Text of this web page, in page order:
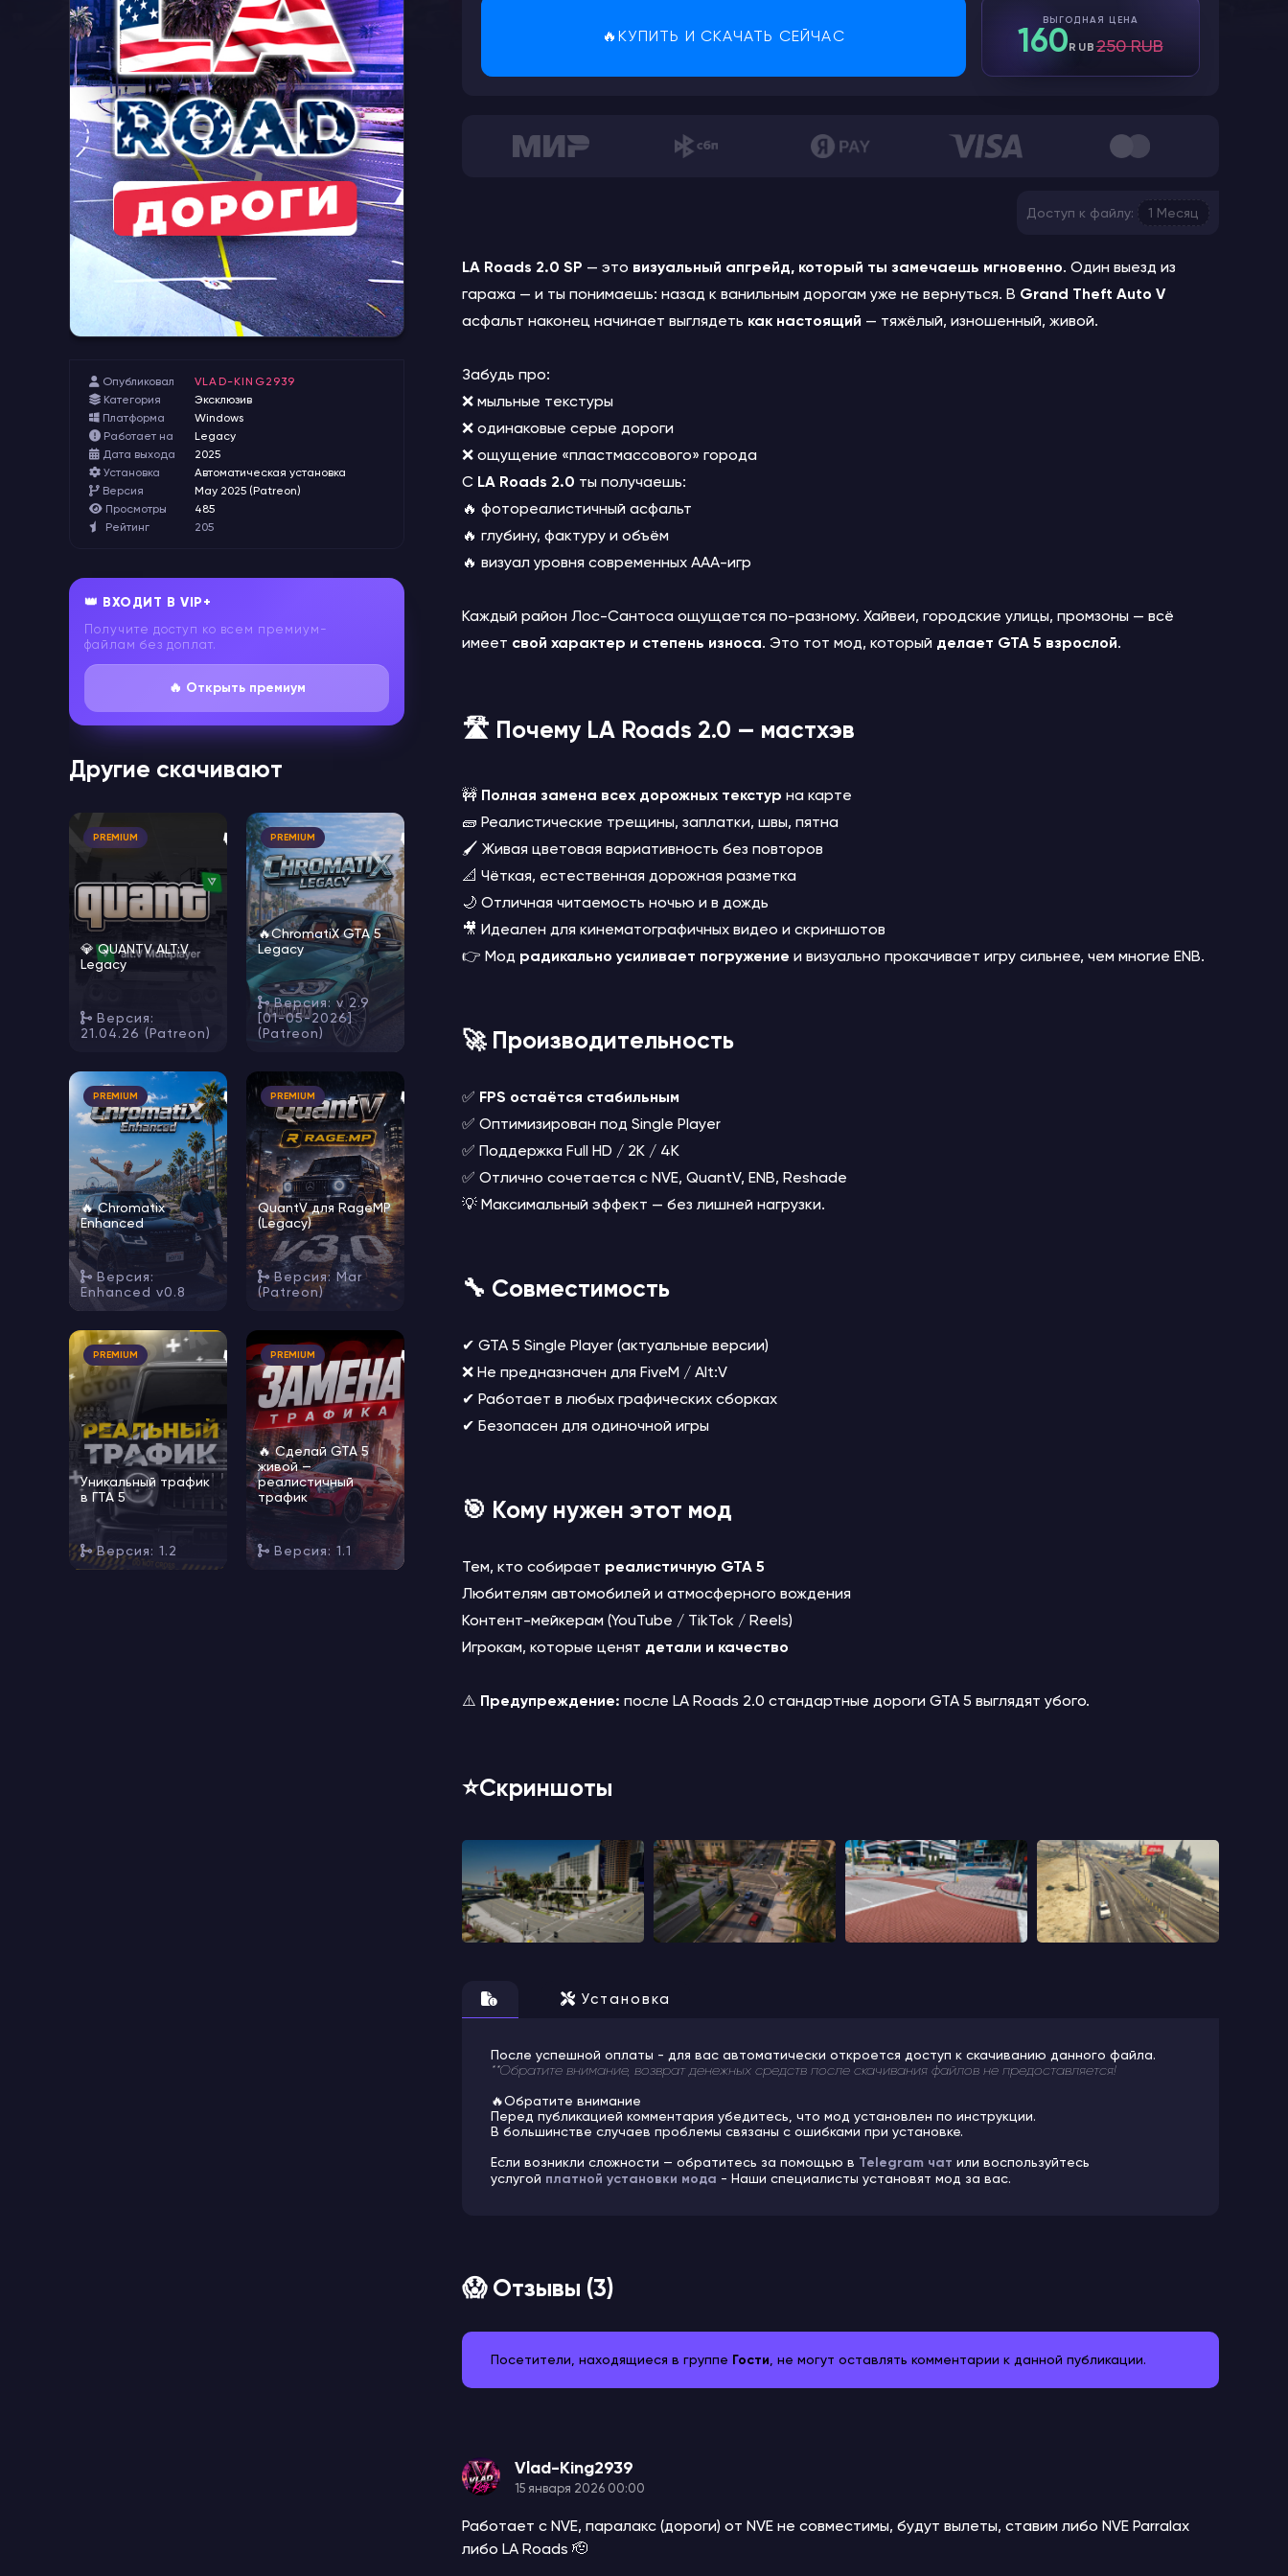
Опубликовал
VLAD-KING2939
Категория
Эксклюзив
Платформа
Windows
Работает на
Legacy
Дата выхода
2025
Установка
Автоматическая установка
Версия
May 2025 (Patreon)
Просмотры
485
Рейтинг
205
👑 ВХОДИТ В VIP+
Получите доступ ко всем премиум-
файлам без доплат.
🔥 Открыть премиум
Другие скачивают
PREMIUM 🔥
💎 QUANTV ALT:V
Legacy
Версия:
21.04.26 (Patreon)
PREMIUM 🔥
🔥ChromatiX GTA 5
Legacy
Версия: v 2.9
[01-05-2026]
(Patreon)
PREMIUM 🔥
🔥 Chromatix
Enhanced
Версия:
Enhanced v0.8
PREMIUM 🔥
QuantV для RageMP
(Legacy)
Версия: Mar
(Patreon)
PREMIUM 🔥
Уникальный трафик
в ГТА 5
Версия: 1.2
PREMIUM 🔥
🔥 Сделай GTA 5
живой —
реалистичный
трафик
Версия: 1.1
🔥КУПИТЬ И СКАЧАТЬ СЕЙЧАС
ВЫГОДНАЯ ЦЕНА
160RUB250 RUB
Доступ к файлу: 1 Месяц
LA Roads 2.0 SP — это визуальный апгрейд, который ты замечаешь мгновенно. Один выезд из
гаража — и ты понимаешь: назад к ванильным дорогам уже не вернуться. В Grand Theft Auto V
асфальт наконец начинает выглядеть как настоящий — тяжёлый, изношенный, живой.
Забудь про:
❌ мыльные текстуры
❌ одинаковые серые дороги
❌ ощущение «пластмассового» города
С LA Roads 2.0 ты получаешь:
🔥 фотореалистичный асфальт
🔥 глубину, фактуру и объём
🔥 визуал уровня современных AAA-игр
Каждый район Лос-Сантоса ощущается по-разному. Хайвеи, городские улицы, промзоны — всё
имеет свой характер и степень износа. Это тот мод, который делает GTA 5 взрослой.
🛣️ Почему LA Roads 2.0 — мастхэв
🚧 Полная замена всех дорожных текстур на карте
🧱 Реалистические трещины, заплатки, швы, пятна
🖌️ Живая цветовая вариативность без повторов
📐 Чёткая, естественная дорожная разметка
🌙 Отличная читаемость ночью и в дождь
🎥 Идеален для кинематографичных видео и скриншотов
👉 Мод радикально усиливает погружение и визуально прокачивает игру сильнее, чем многие ENB.
🚀 Производительность
✅ FPS остаётся стабильным
✅ Оптимизирован под Single Player
✅ Поддержка Full HD / 2K / 4K
✅ Отлично сочетается с NVE, QuantV, ENB, Reshade
💡 Максимальный эффект — без лишней нагрузки.
🔧 Совместимость
✔ GTA 5 Single Player (актуальные версии)
❌ Не предназначен для FiveM / Alt:V
✔ Работает в любых графических сборках
✔ Безопасен для одиночной игры
🎯 Кому нужен этот мод
Тем, кто собирает реалистичную GTA 5
Любителям автомобилей и атмосферного вождения
Контент-мейкерам (YouTube / TikTok / Reels)
Игрокам, которые ценят детали и качество
⚠️ Предупреждение: после LA Roads 2.0 стандартные дороги GTA 5 выглядят убого.
⭐️Скриншоты
Установка
После успешной оплаты - для вас автоматически откроется доступ к скачиванию данного файла.
**Обратите внимание, возврат денежных средств после скачивания файлов не предоставляется!
🔥Обратите внимание
Перед публикацией комментария убедитесь, что мод установлен по инструкции.
В большинстве случаев проблемы связаны с ошибками при установке.
Если возникли сложности — обратитесь за помощью в Telegram чат или воспользуйтесь
услугой платной установки мода - Наши специалисты установят мод за вас.
😱 Отзывы (3)
Посетители, находящиеся в группе Гости , не могут оставлять комментарии к данной публикации.
Vlad-King2939
15 января 2026 00:00
Работает с NVE, паралакс (дороги) от NVE не совместимы, будут вылеты, ставим либо NVE Parralax
либо LA Roads 🫡